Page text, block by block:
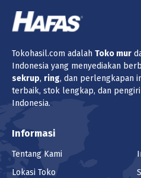
Tokohasil.com adalah Toko mur
Indonesia yang menyediakan
sekrup, ring, dan perlengkapan
terbaik, stok lengkap, dan
Indonesia.
Informasi
Tentang Kami
Lokasi Toko